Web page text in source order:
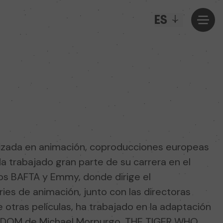
ES
en animación, coproducciones europeas
trabajado gran parte de su carrera en el
BAFTA y Emmy, donde dirige el
de animación, junto con las directoras
otras películas, ha trabajado en la adaptación